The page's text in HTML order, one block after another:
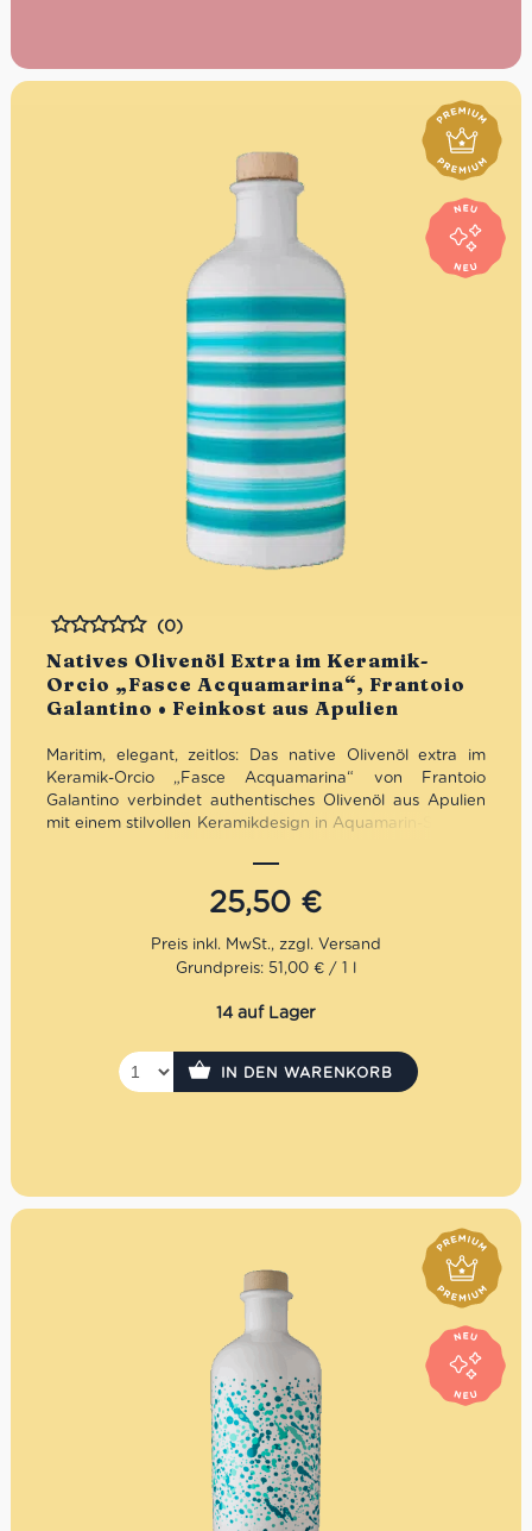
Natives Olivenöl Extra im Keramik-
Orcio „Fasce Acquamarina“, Frantoio
Galantino • Feinkost aus Apulien
Bewertet
(0)
Maritim, elegant, zeitlos: Das native Olivenöl extra im
Keramik-Orcio „Fasce Acquamarina“ von Frantoio
Galantino verbindet authentisches Olivenöl aus Apulien
mit einem stilvollen Keramikdesign in Aquamarin-Streifen.
optimal vor Licht geschützt und zugleich ein dekorativer
Blickfang. Ideal für mediterrane Küche, bewussten
Genuss oder als elegante Geschenkidee mit italienischem
Mengenrabatt: erhalte beim Kauf von 3 nativen
Olivenölen Extra 12% Rabatt pro Artikel
25,50 €
Grundpreis: 51,00 € / 1 l
14 auf Lager
IN DEN WARENKORB